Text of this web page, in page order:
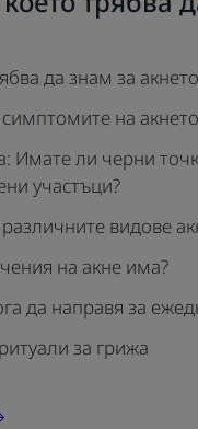
да знам за
на
Имате ли черни
участъци?
видове
на акне има?
да направя за
за грижа